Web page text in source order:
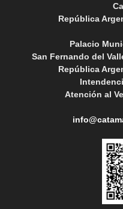
República
Palacio
San Fernando del
República
Atención al